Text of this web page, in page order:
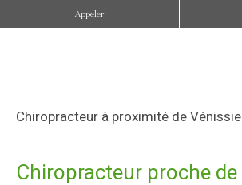
Appeler
Chiropracteur à proximité de
Chiropracteur proche